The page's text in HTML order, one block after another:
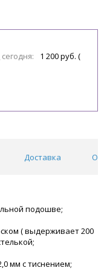
1 200 руб. (
Доставка
подошве;
( выдерживает 200
мм с тиснением;